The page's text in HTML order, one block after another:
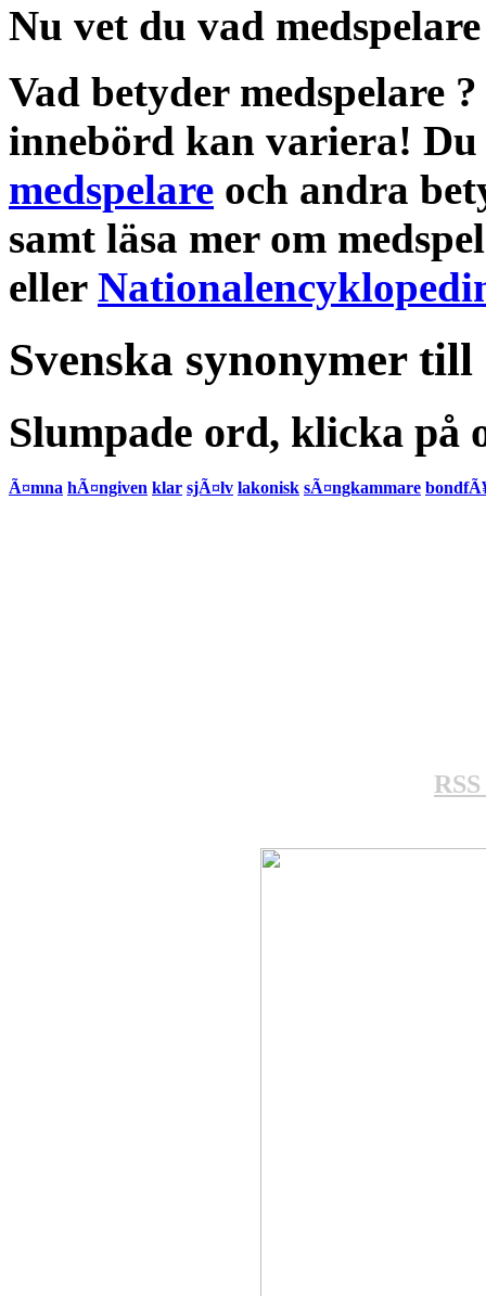
Nu vet du vad
Vad betyder medspelare
innebörd kan variera!
medspelare och andra
samt läsa mer om
eller
Svenska synonymer
Slumpade ord, klicka på
Ã¤mna hÃ¤ngiven klar sjÃ¤lv lakonisk sÃ¤ngkammare